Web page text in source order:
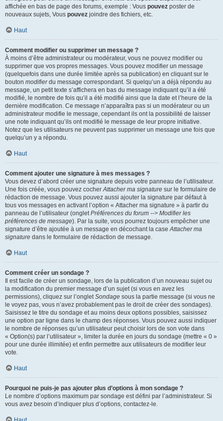
affichée en bas de page des forums, exemple : Vous pouvez poster de
nouveaux sujets, Vous pouvez joindre des fichiers, etc.
Haut
Comment modifier ou supprimer un message ?
À moins d’être administrateur ou modérateur, vous ne pouvez modifier ou
supprimer que vos propres messages. Vous pouvez modifier un message
(quelquefois dans une durée limitée après sa publication) en cliquant sur le
bouton modifierdu message correspondant. Si quelqu’un a déjà répondu au
message, un petit texte s’affichera en bas du message indiquant qu’il a été
modifié, le nombre de fois qu’il a été modifié ainsi que la date et l’heure de la
dernière modification. Ce message n’apparaîtra pas si un modérateur ou un
administrateur modifie le message, cependant ils ont la possibilité de laisser
une note indiquant qu’ils ont modifié le message de leur propre initiative.
Notez que les utilisateurs ne peuvent pas supprimer un message une fois que
quelqu’un y a répondu.
Haut
Comment ajouter une signature à mes messages ?
Vous devez d’abord créer une signature depuis votre panneau de l’utilisateur.
Une fois créée, vous pouvez cocherAttacher ma signature sur le formulaire de
rédaction de message. Vous pouvez aussi ajouter la signature par défaut à
tous vos messages en activant l’option « Attacher ma signature » à partir du
panneau de l’utilisateur (ongletPréférences du forum --> Modifier les
préférences de message). Par la suite, vous pourrez toujours empêcher une
signature d’être ajoutée à un message en décochant la caseAttacher ma
signature dans le formulaire de rédaction de message.
Haut
Comment créer un sondage ?
Il est facile de créer un sondage, lors de la publication d’un nouveau sujet ou
la modification du premier message d’un sujet (si vous en avez les
permissions), cliquez sur l’ongletSondage sous la partie message (si vous ne
le voyez pas, vous n’avez probablement pas le droit de créer des sondages).
Saisissez le titre du sondage et au moins deux options possibles, saisissez
une option par ligne dans le champ des réponses. Vous pouvez aussi indiquer
le nombre de réponses qu’un utilisateur peut choisir lors de son vote dans
« Option(s) par l’utilisateur », limiter la durée en jours du sondage (mettre « 0 »
pour une durée illimitée) et enfin permettre aux utilisateurs de modifier leur
vote.
Haut
Pourquoi ne puis-je pas ajouter plus d’options à mon sondage ?
Le nombre d’options maximum par sondage est défini par l’administrateur. Si
vous avez besoin d’indiquer plus d’options, contactez-le.